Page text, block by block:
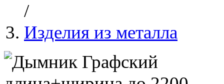
/
Изделия из металла